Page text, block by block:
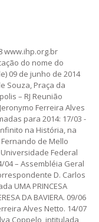
www.ihp.org.br
do nome do
09 de junho de 2014
Souza, Praça da
– RJ Reunião
Ferreira Alves
para 2014: 17/03 -
na História, na
de Mello
Federal
– Assembléia Geral
D. Carlos
UMA PRINCESA
DA BAVIERA. 09/06
Alves Netto. 14/07